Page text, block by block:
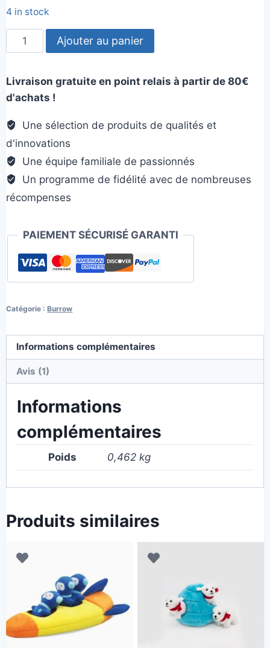
4 in stock
quantité
de
de
citrouille
Ajouter au panier
Livraison gratuite en point relais à partir de 80€
d'achats !
Une sélection de produits de qualités et
d'innovations
Une équipe familiale de passionnés
Un programme de fidélité avec de nombreuses
récompenses
PAIEMENT SÉCURISÉ GARANTI
Catégorie :Burrow
Informations complémentaires
Avis (1)
Informations
complémentaires
Poids 0,462 kg
Produits similaires